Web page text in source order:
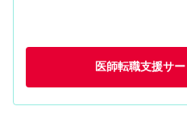
医師転職支援サー